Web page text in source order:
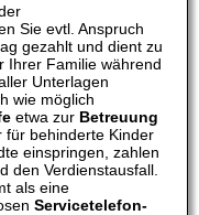
Sie evtl. Anspruch
gezahlt und dient zu
Ihrer Familie während
Unterlagen
wie möglich
etwa zur Betreuung
für behinderte Kinder
einspringen, zahlen
den Verdienstausfall.
als eine
Servicetelefon-